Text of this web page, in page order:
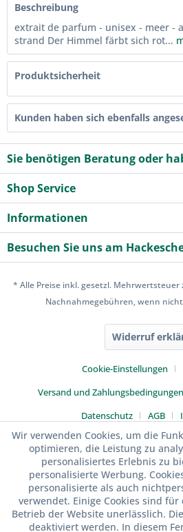
Beschreibung
extrait de parfum - unisex - meer -
strand Der Himmel färbt sich rot...
Produktsicherheit
Kunden haben sich ebenfalls
Sie benötigen Beratung oder
Shop Service
Informationen
Besuchen Sie uns am
* Alle Preise inkl. gesetzl. Mehrwertsteuer
Nachnahmegebühren, wenn
Widerruf
Cookie-Einstellungen
Versand und Zahlungsbedingungen
Datenschutz
AGB
Wir verwenden Cookies, um die
optimieren, die Leistung zu
personalisiertes Erlebnis zu
personalisierte Werbung.
personalisierte als auch
verwendet. Einige Cookies sind
Betrieb der Website unerlässlich.
deaktiviert werden. In diesem